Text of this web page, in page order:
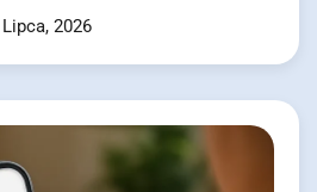
Lipca, 2026